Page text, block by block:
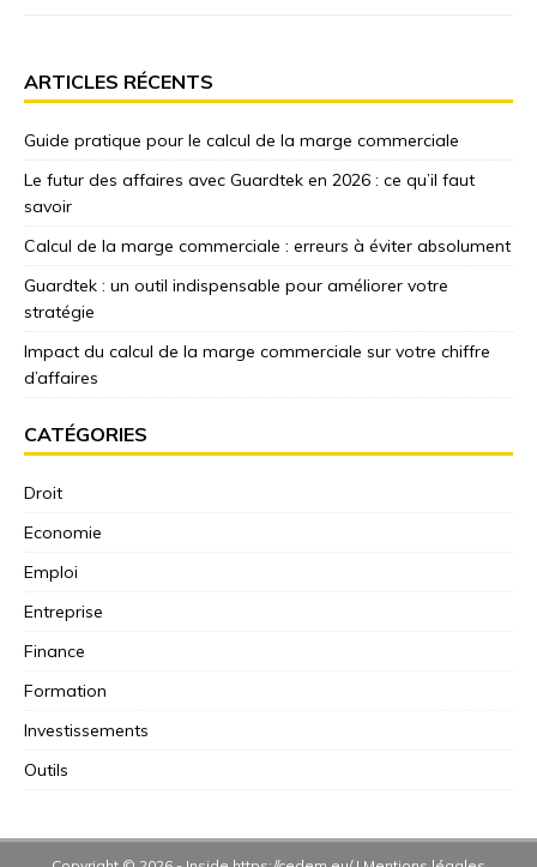
ARTICLES RÉCENTS
Guide pratique pour le calcul de la marge commerciale
Le futur des affaires avec Guardtek en 2026 : ce qu’il faut
savoir
Calcul de la marge commerciale : erreurs à éviter absolument
Guardtek : un outil indispensable pour améliorer votre
stratégie
Impact du calcul de la marge commerciale sur votre chiffre
d’affaires
CATÉGORIES
Droit
Economie
Emploi
Entreprise
Finance
Formation
Investissements
Outils